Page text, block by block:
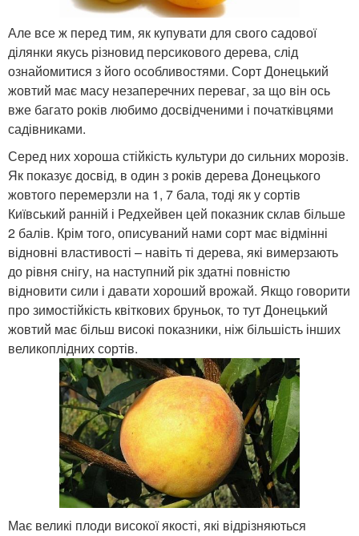
Але все ж перед тим, як купувати для свого садової
ділянки якусь різновид персикового дерева, слід
ознайомитися з його особливостями. Сорт Донецький
жовтий має масу незаперечних переваг, за що він ось
вже багато років любимо досвідченими і початківцями
садівниками.
Серед них хороша стійкість культури до сильних морозів.
Як показує досвід, в один з років дерева Донецького
жовтого перемерзли на 1, 7 бала, тоді як у сортів
Київський ранній і Редхейвен цей показник склав більше
2 балів. Крім того, описуваний нами сорт має відмінні
відновні властивості – навіть ті дерева, які вимерзають
до рівня снігу, на наступний рік здатні повністю
відновити сили і давати хороший врожай. Якщо говорити
про зимостійкість квіткових бруньок, то тут Донецький
жовтий має більш високі показники, ніж більшість інших
великоплідних сортів.
Має великі плоди високої якості, які відрізняються